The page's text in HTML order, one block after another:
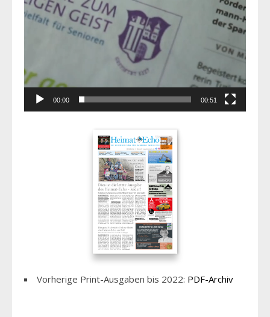
00:00 00:51
Vorherige Print-Ausgaben bis 2022: PDF-Archiv